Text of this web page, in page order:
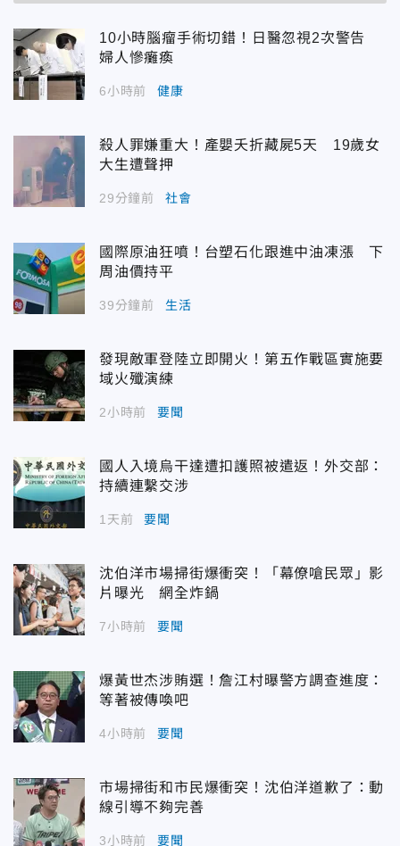
10小時腦瘤手術切錯！日醫忽視2次警告
婦人慘癱瘓
6小時前 健康
殺人罪嫌重大！產嬰夭折藏屍5天 19歲女
大生遭聲押
29分鐘前 社會
國際原油狂噴！台塑石化跟進中油凍漲 下
周油價持平
39分鐘前 生活
發現敵軍登陸立即開火！第五作戰區實施要
域火殲演練
2小時前 要聞
國人入境烏干達遭扣護照被遣返！外交部：
持續連繫交涉
1天前 要聞
沈伯洋市場掃街爆衝突！「幕僚嗆民眾」影
片曝光 網全炸鍋
7小時前 要聞
爆黃世杰涉賄選！詹江村曝警方調查進度：
等著被傳喚吧
4小時前 要聞
市場掃街和市民爆衝突！沈伯洋道歉了：動
線引導不夠完善
3小時前 要聞